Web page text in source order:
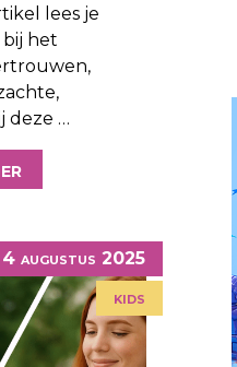
lees je
het
deze …
4 augustus 2025
kids